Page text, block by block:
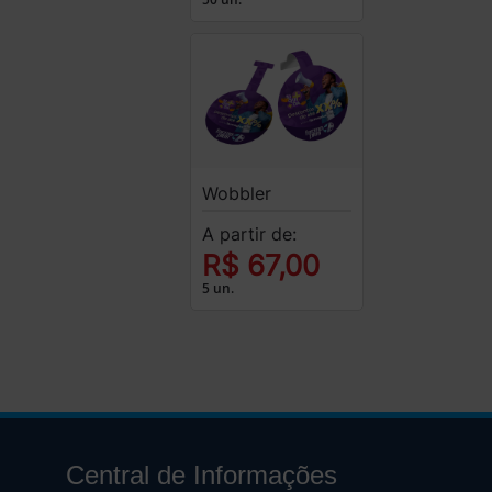
Wobbler
A partir de:
R$ 67,00
5 un.
Central de Informações